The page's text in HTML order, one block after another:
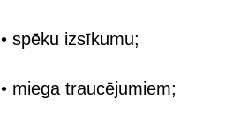
• spēku izsīkumu;
• miega traucējumiem;